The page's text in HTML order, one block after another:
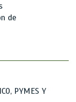
de
PYMES Y